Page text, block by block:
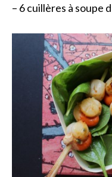
– 6 cuillères à soupe